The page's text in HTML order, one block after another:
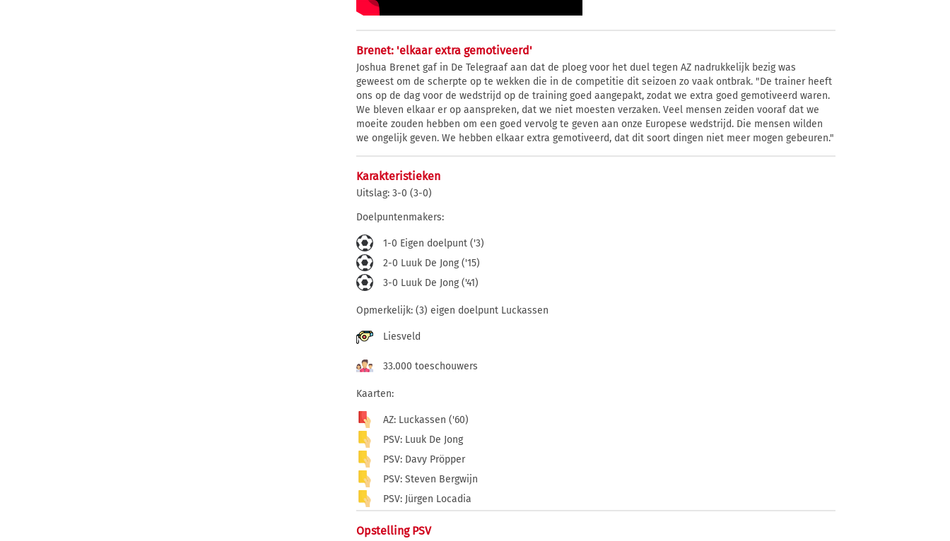
Brenet: 'elkaar extra gemotiveerd'
Joshua Brenet gaf in De Telegraaf aan dat de ploeg voor het duel tegen AZ nadrukkelijk bezig was
geweest om de scherpte op te wekken die in de competitie dit seizoen zo vaak ontbrak. "De trainer heeft
ons op de dag voor de wedstrijd op de training goed aangepakt, zodat we extra goed gemotiveerd waren.
We bleven elkaar er op aanspreken, dat we niet moesten verzaken. Veel mensen zeiden vooraf dat we
moeite zouden hebben om een goed vervolg te geven aan onze Europese wedstrijd. Die mensen wilden
we ongelijk geven. We hebben elkaar extra gemotiveerd, dat dit soort dingen niet meer mogen gebeuren."
Karakteristieken
Uitslag: 3-0 (3-0)
Doelpuntenmakers:
1-0 Eigen doelpunt ('3)
2-0 Luuk De Jong ('15)
3-0 Luuk De Jong ('41)
Opmerkelijk: (3) eigen doelpunt Luckassen
Liesveld
33.000 toeschouwers
Kaarten:
AZ: Luckassen ('60)
PSV: Luuk De Jong
PSV: Davy Pröpper
PSV: Steven Bergwijn
PSV: Jürgen Locadia
Opstelling PSV